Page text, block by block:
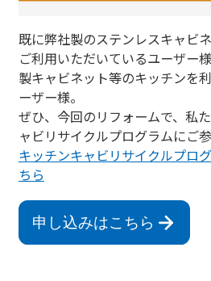
既に弊社製のステンレスキャビ
ご利用いただいているユーザー
製キャビネット等のキッチンを
ーザー様。
ぜひ、今回のリフォームで、私
ャビリサイクルプログラムにご
キッチンキャビリサイクルプロ
ちら
申し込みはこちら